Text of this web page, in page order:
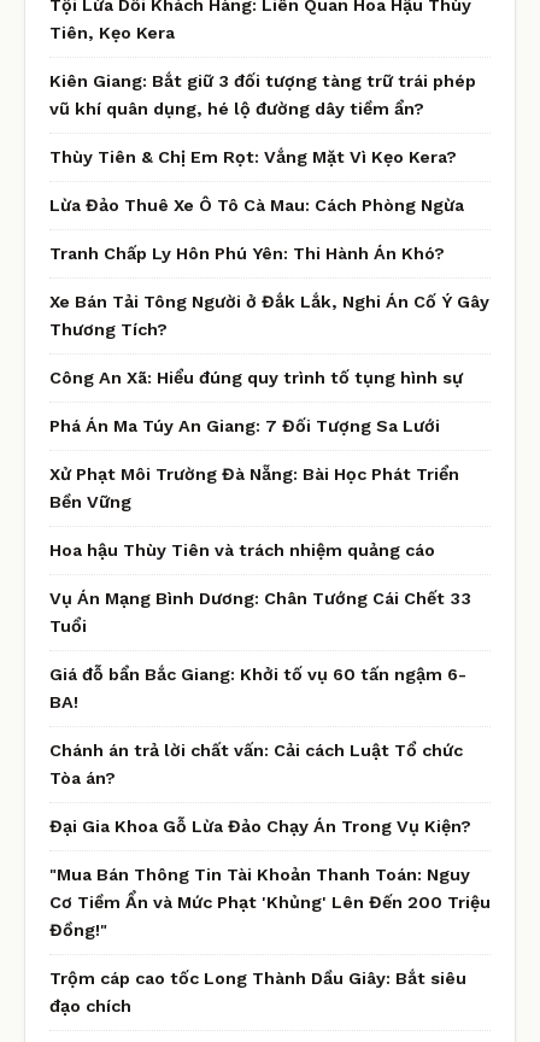
Tội Lừa Dối Khách Hàng: Liên Quan Hoa Hậu Thùy
Tiên, Kẹo Kera
Kiên Giang: Bắt giữ 3 đối tượng tàng trữ trái phép
vũ khí quân dụng, hé lộ đường dây tiềm ẩn?
Thùy Tiên & Chị Em Rọt: Vắng Mặt Vì Kẹo Kera?
Lừa Đảo Thuê Xe Ô Tô Cà Mau: Cách Phòng Ngừa
Tranh Chấp Ly Hôn Phú Yên: Thi Hành Án Khó?
Xe Bán Tải Tông Người ở Đắk Lắk, Nghi Án Cố Ý Gây
Thương Tích?
Công An Xã: Hiểu đúng quy trình tố tụng hình sự
Phá Án Ma Túy An Giang: 7 Đối Tượng Sa Lưới
Xử Phạt Môi Trường Đà Nẵng: Bài Học Phát Triển
Bền Vững
Hoa hậu Thùy Tiên và trách nhiệm quảng cáo
Vụ Án Mạng Bình Dương: Chân Tướng Cái Chết 33
Tuổi
Giá đỗ bẩn Bắc Giang: Khởi tố vụ 60 tấn ngậm 6-
BA!
Chánh án trả lời chất vấn: Cải cách Luật Tổ chức
Tòa án?
Đại Gia Khoa Gỗ Lừa Đảo Chạy Án Trong Vụ Kiện?
"Mua Bán Thông Tin Tài Khoản Thanh Toán: Nguy
Cơ Tiềm Ẩn và Mức Phạt 'Khủng' Lên Đến 200 Triệu
Đồng!"
Trộm cáp cao tốc Long Thành Dầu Giây: Bắt siêu
đạo chích